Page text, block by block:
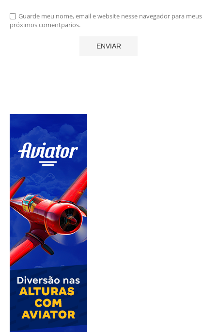
Guarde meu nome, email e website nesse navegador para meus
próximos comentparios.